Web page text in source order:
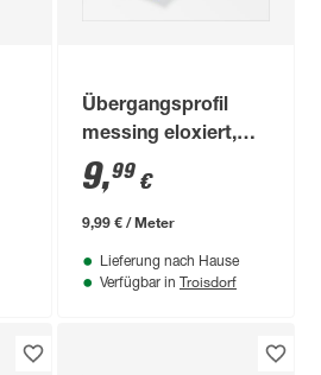
Übergangsprofil
messing eloxiert,
gelocht 1000 x 40 x
5 mm
9,99 €
9,99 € / Meter
Lieferung nach Hause
Verfügbar in Troisdorf